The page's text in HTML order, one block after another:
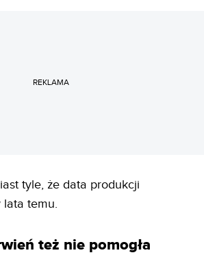
REKLAMA
tyle, że data produkcji
lata temu.
też nie pomogła